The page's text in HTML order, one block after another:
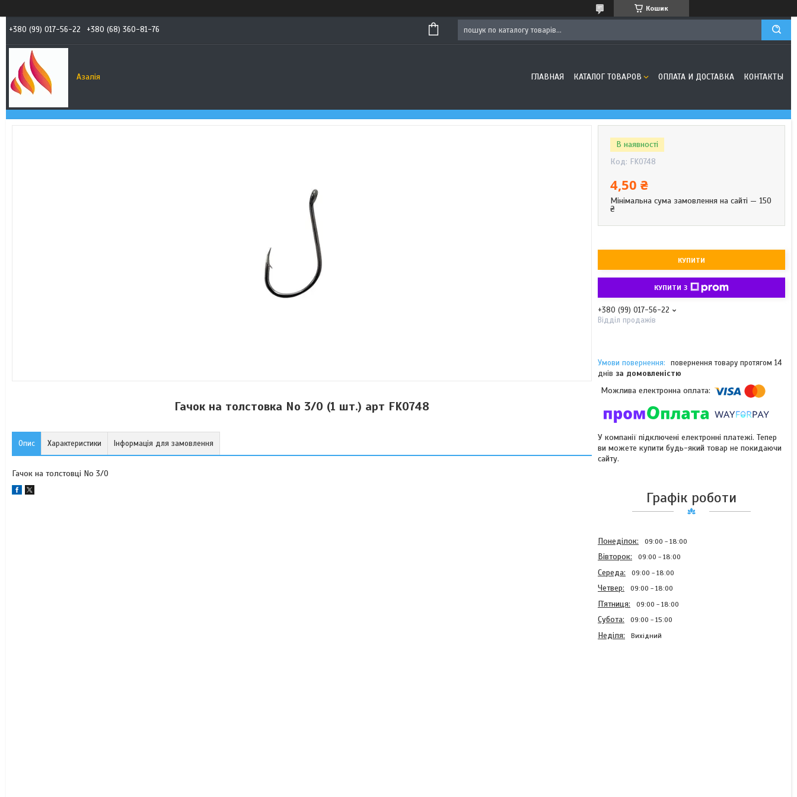
Кошик
+380 (99) 017-56-22 +380 (68) 360-81-76
Азалія ГЛАВНАЯ КАТАЛОГ ТОВАРОВ ОПЛАТА И ДОСТАВКА КОНТАКТЫ
Гачок на толстовка No 3/0 (1 шт.) арт FK0748
Опис Характеристики Інформація для замовлення
Гачок на толстовці No 3/0
В наявності
Код: FK0748
4,50 ₴
Мінімальна сума замовлення на сайті — 150
₴
КУПИТИ
КУПИТИ З
+380 (99) 017-56-22
Відділ продажів
повернення товару протягом 14
днів за домовленістю
У компанії підключені електронні платежі. Тепер
ви можете купити будь-який товар не покидаючи
сайту.
Графік роботи
Понеділок 09:00 18:00
Вівторок 09:00 18:00
Середа 09:00 18:00
Четвер 09:00 18:00
Пʼятниця 09:00 18:00
Субота 09:00 15:00
Неділя Вихідний